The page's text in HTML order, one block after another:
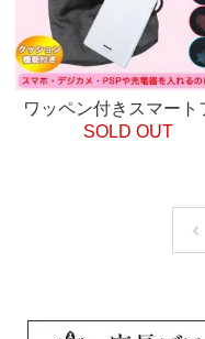
ワッペン付きスマート
ン・デジカメ携帯袋 巾
SOLD OUT